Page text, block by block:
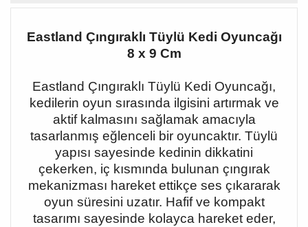
Eastland Çıngıraklı Tüylü Kedi Oyuncağı
8 x 9 Cm
Eastland Çıngıraklı Tüylü Kedi Oyuncağı,
kedilerin oyun sırasında ilgisini artırmak ve
aktif kalmasını sağlamak amacıyla
tasarlanmış eğlenceli bir oyuncaktır. Tüylü
yapısı sayesinde kedinin dikkatini
çekerken, iç kısmında bulunan çıngırak
mekanizması hareket ettikçe ses çıkararak
oyun süresini uzatır. Hafif ve kompakt
tasarımı sayesinde kolayca hareket eder,